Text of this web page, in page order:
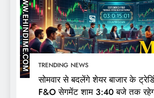
TRENDING NEWS
सोमवार से बदलेंगे शेयर बाजार के
F&O सेगमेंट शाम 3:40 बजे तक